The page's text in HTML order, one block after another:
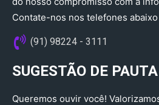
Contate-nos nos telefones abaixo
(91) 98224 - 3111
SUGESTÃO DE PAUTA
Queremos ouvir você!